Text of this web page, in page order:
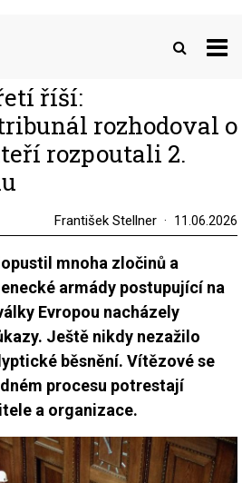
říší:
rozhodoval o
rozpoutali 2.
František Stellner 11.06.2026
mnoha zločinů a
armády postupující na
Evropou nacházely
Ještě nikdy nezažilo
běsnění. Vítězové se
procesu potrestají
a organizace.